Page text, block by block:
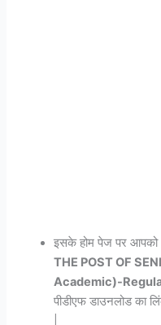
इसके होम पेज पर आपको
THE POST OF
Academic)-
पीडीएफ डाउनलोड का